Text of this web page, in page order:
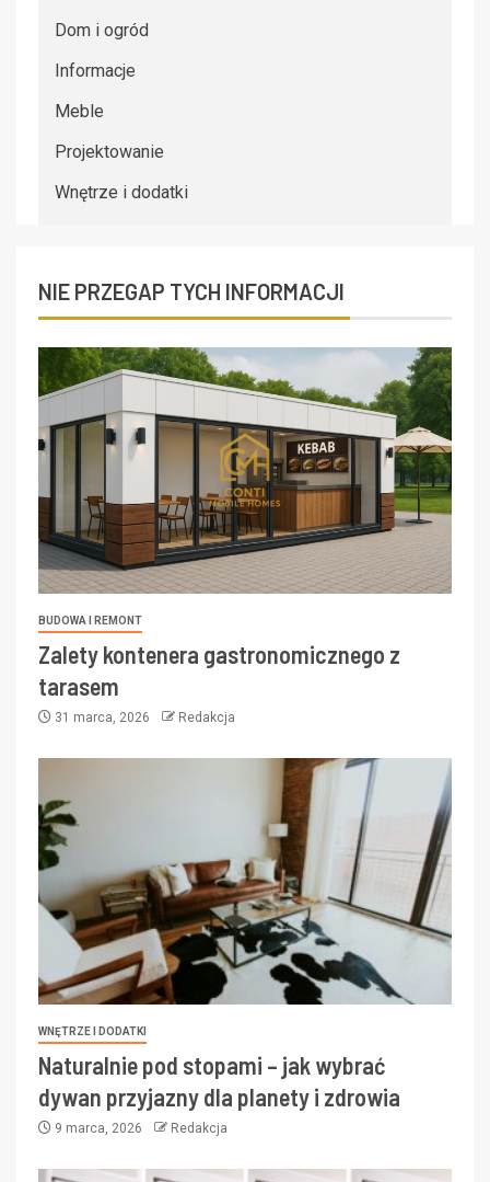
Dom i ogród
Informacje
Meble
Projektowanie
Wnętrze i dodatki
NIE PRZEGAP TYCH INFORMACJI
BUDOWA I REMONT
Zalety kontenera gastronomicznego z
tarasem
31 marca, 2026 Redakcja
WNĘTRZE I DODATKI
Naturalnie pod stopami – jak wybrać
dywan przyjazny dla planety i zdrowia
9 marca, 2026 Redakcja